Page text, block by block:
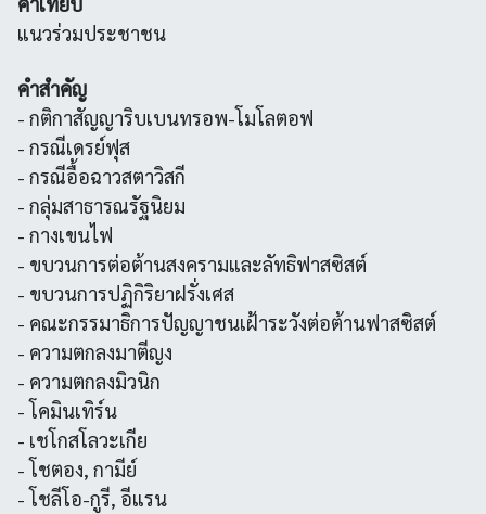
แนวร่วมประชาชน
คำสำคัญ
- กติกาสัญญาริบเบนทรอพ-โมโลตอฟ
- กรณีเดรย์ฟุส
- กรณีอื้อฉาวสตาวิสกี
- กลุ่มสาธารณรัฐนิยม
- กางเขนไฟ
- ขบวนการต่อต้านสงครามและลัทธิฟาสซิสต์
- ขบวนการปฏิกิริยาฝรั่งเศส
- คณะกรรมาธิการปัญญาชนเฝ้าระวังต่อต้านฟาสซิสต์
- ความตกลงมาตีญง
- ความตกลงมิวนิก
- โคมินเทิร์น
- เชโกสโลวะเกีย
- โชตอง, กามีย์
- โชลีโอ-กูรี, อีแรน